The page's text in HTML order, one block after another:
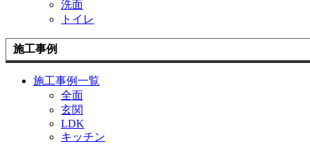
洗面
トイレ
施工事例
施工事例一覧
全面
玄関
LDK
キッチン